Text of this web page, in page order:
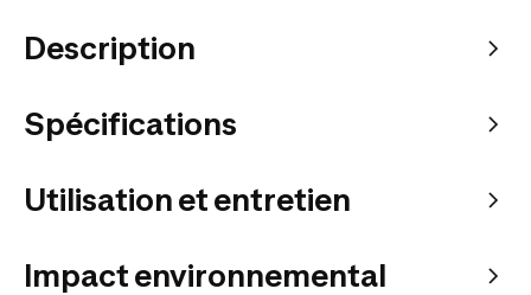
Description
Spécifications
Utilisation et entretien
Impact environnemental